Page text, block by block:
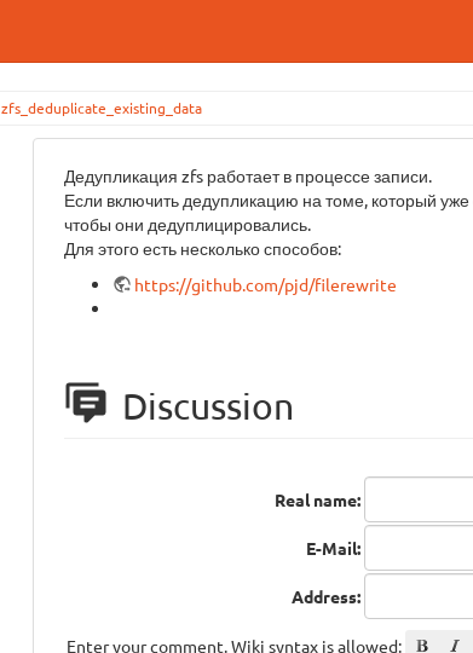
zfs_deduplicate_existing_data
Дедупликация zfs работает в процессе записи.
Если включить дедупликацию на томе, который
чтобы они дедуплицировались.
Для этого есть несколько способов:
https://github.com/pjd/filerewrite
Discussion
Real name:
E-Mail:
Address:
Enter your comment. Wiki syntax is allowed: